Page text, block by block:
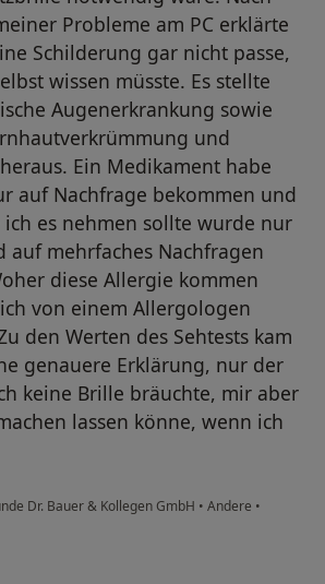
Probleme am PC erklärte
Schilderung gar nicht passe,
wissen müsste. Es stellte
Augenerkrankung sowie
und
Ein Medikament habe
auf Nachfrage bekommen und
es nehmen sollte wurde nur
auf mehrfaches Nachfragen
diese Allergie kommen
von einem Allergologen
den Werten des Sehtests kam
genauere Erklärung, nur der
keine Brille bräuchte, mir aber
lassen könne, wenn ich
Dr. Bauer & Kollegen GmbH • Andere •